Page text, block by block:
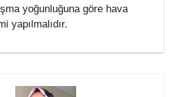
yoğunluğuna göre hava
yapılmalıdır.